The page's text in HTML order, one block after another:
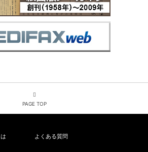
PAGE TOP
よくある質問